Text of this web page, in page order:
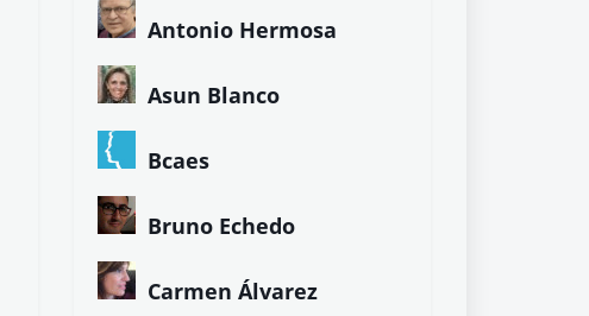
Antonio Hermosa
Asun Blanco
Bcaes
Bruno Echedo
Carmen Álvarez